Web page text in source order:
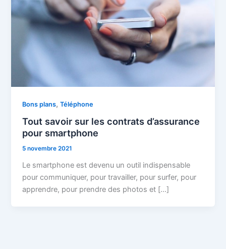
Bons plans,Téléphone
Tout savoir sur les contrats d’assurance
pour smartphone
5 novembre 2021
Le smartphone est devenu un outil indispensable
pour communiquer, pour travailler, pour surfer, pour
apprendre, pour prendre des photos et […]